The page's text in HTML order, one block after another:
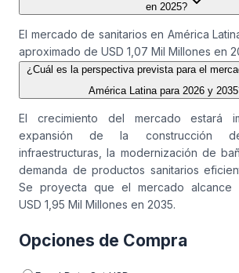
en 2025?
El mercado de sanitarios en América
aproximado de USD 1,07 Mil Millones en
¿Cuál es la perspectiva prevista para el
América Latina para 2026 y
El crecimiento del mercado estará
expansión de la construcción
infraestructuras, la modernización de
demanda de productos sanitarios
Se proyecta que el mercado alcance
USD 1,95 Mil Millones en 2035.
Opciones de Compra